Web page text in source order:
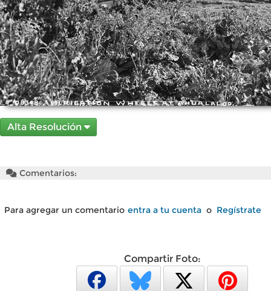
Alta Resolución
Comentarios:
Para agregar un comentario entra a tu cuenta o Regístrate
Compartir Foto: